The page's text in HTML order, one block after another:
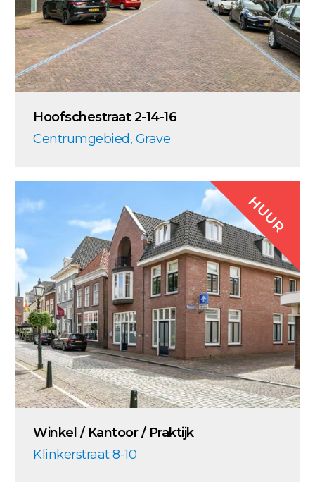
Hoofschestraat 2-14-16
Centrumgebied, Grave
Winkel / Kantoor / Praktijk
Klinkerstraat 8-10
HUUR